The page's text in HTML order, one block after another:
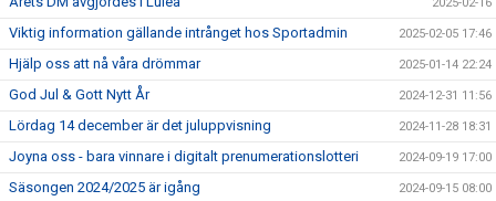
Viktig information gällande intrånget hos Sportadmin 2025-02-05 17:46
Hjälp oss att nå våra drömmar 2025-01-14 22:24
God Jul & Gott Nytt År 2024-12-31 11:56
Lördag 14 december är det juluppvisning 2024-11-28 18:31
Joyna oss - bara vinnare i digitalt prenumerationslotteri 2024-09-19 17:00
Säsongen 2024/2025 är igång 2024-09-15 08:00